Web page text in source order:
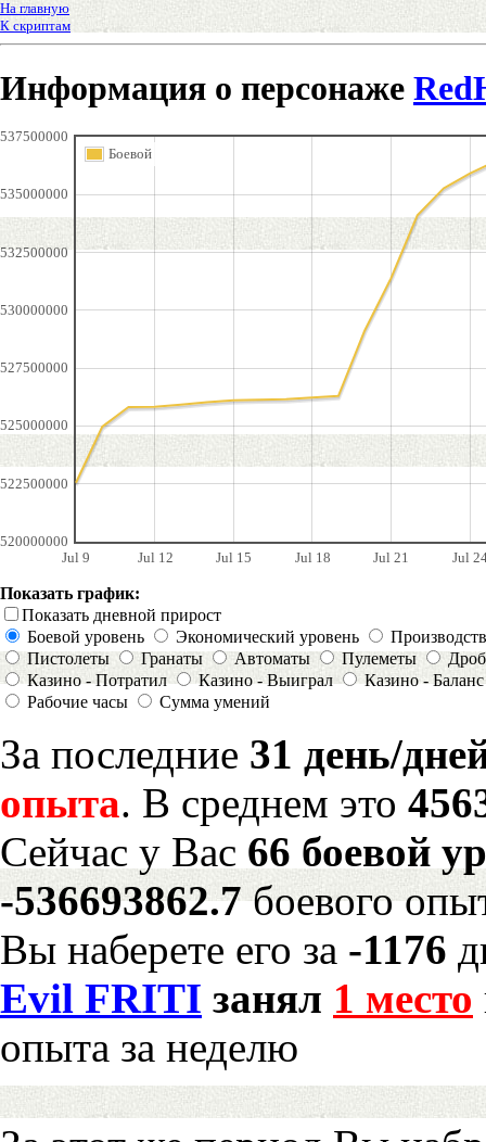
На главную
К скриптам
Информация о персонаже
Jul 9 Jul 12 Jul 15 Jul 18 Jul 21 Jul
520000000
522500000
525000000
527500000
530000000
532500000
535000000
537500000
Боевой
Показать график:
Показать дневной прирост
Боевой уровень
Экономический уровень
Пистолеты
Гранаты Автоматы Пулеметы
Казино - Потратил
Казино - Выиграл
Казино - Баланс
Рабочие часы
Сумма умений
За последние 31 день/
опыта. В среднем это
Сейчас у Вас 66 боевой
-536693862.7боевого
Вы наберете его за -1176
Evil FRITI занял 1 место
опыта за неделю